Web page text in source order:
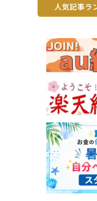
人気記事ラ